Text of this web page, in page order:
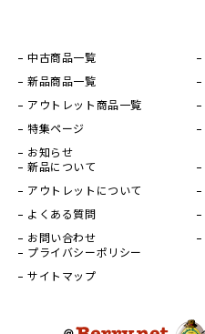
中古商品一覧
新品商品一覧
アウトレット商品一覧
特集ページ
お知らせ
新品について
アウトレットについて
よくある質問
お問い合わせ
プライバシーポリシー
サイトマップ